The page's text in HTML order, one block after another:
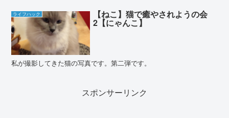
ライフハック 【ねこ】猫で癒やされようの会
2【にゃんこ】
私が撮影してきた猫の写真です。第二弾です。
スポンサーリンク